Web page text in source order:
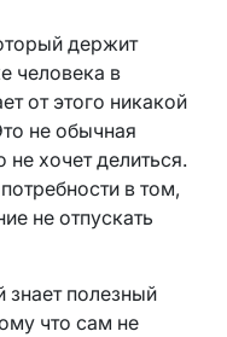
держит
человека в
от этого никакой
не обычная
не хочет делиться.
в том,
не отпускать
знает полезный
что сам не